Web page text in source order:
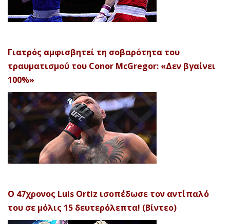
Γιατρός αμφισβητεί τη σοβαρότητα του
τραυματισμού του Conor McGregor: «Δεν βγαίνει
100%»
Ο 47χρονος Luis Ortiz ισοπέδωσε τον αντίπαλό
του σε μόλις 15 δευτερόλεπτα! (Βίντεο)